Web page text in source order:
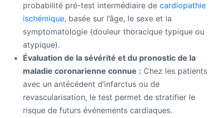
probabilité pré-test intermédiaire de cardiopathie
ischémique, basée sur l’âge, le sexe et la
symptomatologie (douleur thoracique typique ou
atypique).
Évaluation de la sévérité et du pronostic de la
maladie coronarienne connue : Chez les patients
avec un antécédent d’infarctus ou de
revascularisation, le test permet de stratifier le
risque de futurs événements cardiaques.